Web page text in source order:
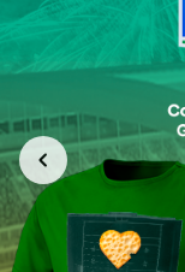
Filtro